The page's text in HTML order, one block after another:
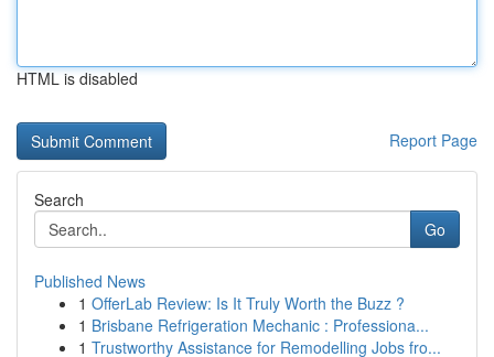
HTML is disabled
Report Page
Search
Go
Published News
1 OfferLab Review: Is It Truly Worth the Buzz ?
1 Brisbane Refrigeration Mechanic : Professiona...
1 Trustworthy Assistance for Remodelling Jobs fro...